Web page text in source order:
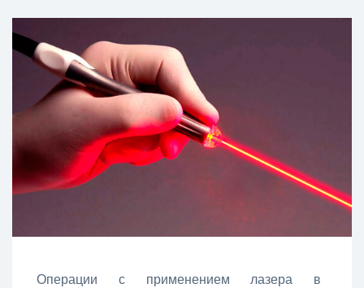
Операции с применением лазера в